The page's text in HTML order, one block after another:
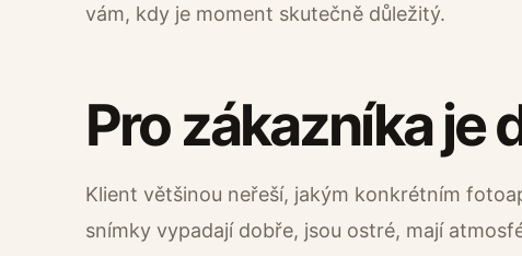
vám, kdy je moment skutečně důležitý.
Pro zákazníka je
Klient většinou neřeší, jakým konkrétním
snímky vypadají dobře, jsou ostré, mají